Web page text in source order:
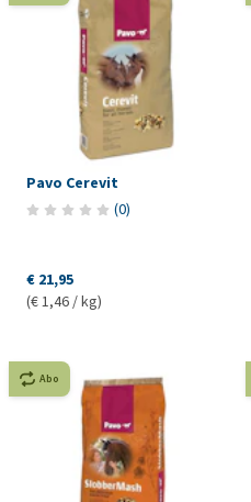
Pavo Cerevit
(0)
€ 21,95
(€ 1,46 / kg)
Abo